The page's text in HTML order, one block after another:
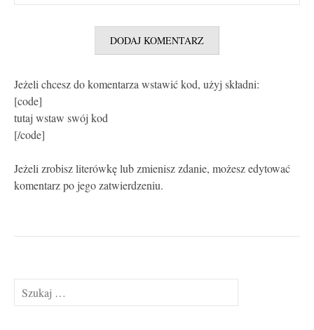
Jeżeli chcesz do komentarza wstawić kod, użyj składni:
[code]
tutaj wstaw swój kod
[/code]
Jeżeli zrobisz literówkę lub zmienisz zdanie, możesz edytować
komentarz po jego zatwierdzeniu.
Szukaj: